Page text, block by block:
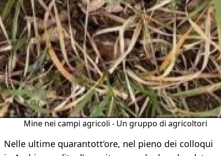
Mine nei campi agricoli - Un gruppo di agricoltori
Nelle ultime quarantott’ore, nel pieno dei colloqui